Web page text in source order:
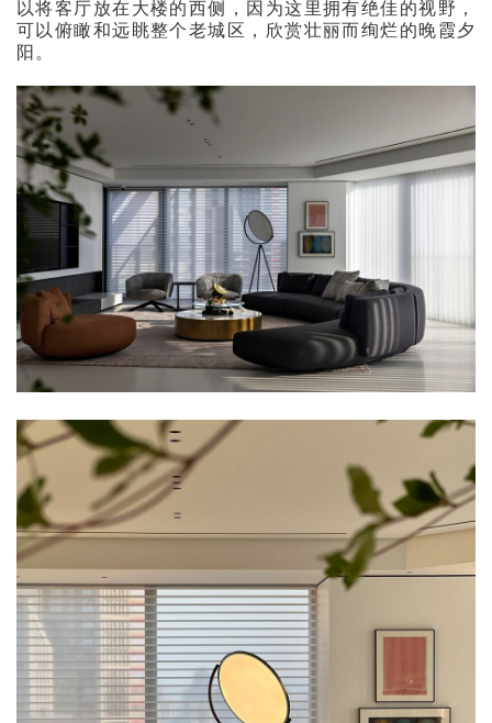
以将客厅放在大楼的西侧，因为这里拥有绝佳的视野，
可以俯瞰和远眺整个老城区，欣赏壮丽而绚烂的晚霞夕
阳。